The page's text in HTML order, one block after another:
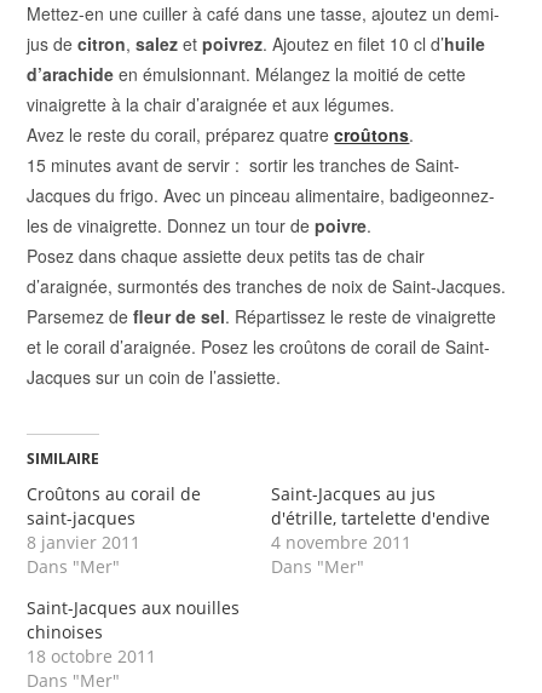
Mettez-en une cuiller à café dans une tasse, ajoutez un demi-
jus decitron,salezetpoivrez. Ajoutez en filet 10 cl d’huile
d’arachide en émulsionnant. Mélangez la moitié de cette
vinaigrette à la chair d’araignée et aux légumes.
Avez le reste du corail, préparez quatrecroûtons.
15 minutes avant de servir : sortir les tranches de Saint-
Jacques du frigo. Avec un pinceau alimentaire, badigeonnez-
les de vinaigrette. Donnez un tour depoivre.
Posez dans chaque assiette deux petits tas de chair
d’araignée, surmontés des tranches de noix de Saint-Jacques.
Parsemez defleur de sel. Répartissez le reste de vinaigrette
et le corail d’araignée. Posez les croûtons de corail de Saint-
Jacques sur un coin de l’assiette.
SIMILAIRE
Croûtons au corail de
saint-jacques
8 janvier 2011
Dans "Mer"
Saint-Jacques au jus
d'étrille, tartelette d'endive
4 novembre 2011
Dans "Mer"
Saint-Jacques aux nouilles
chinoises
18 octobre 2011
Dans "Mer"